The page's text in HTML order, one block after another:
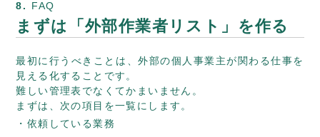
FAQ
まずは「外部作業者リスト」を作る
最初に行うべきことは、外部の個人事業主が関わる仕事を
見える化することです。
難しい管理表でなくてかまいません。
まずは、次の項目を一覧にします。
依頼している業務